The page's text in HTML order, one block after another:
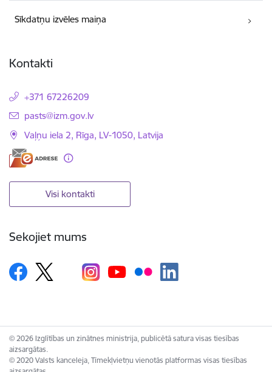
Sīkdatņu izvēles maiņa
Kontakti
+371 67226209
E-pasts:
pasts@izm.gov.lv
Vaļņu iela 2, Rīga, LV-1050, Latvija
Visi kontakti
Sekojiet mums
© 2026 Izglītības un zinātnes ministrija, publicētā satura visas tiesības
aizsargātas.
© 2020 Valsts kanceleja, Tīmekļvietņu vienotās platformas visas tiesības